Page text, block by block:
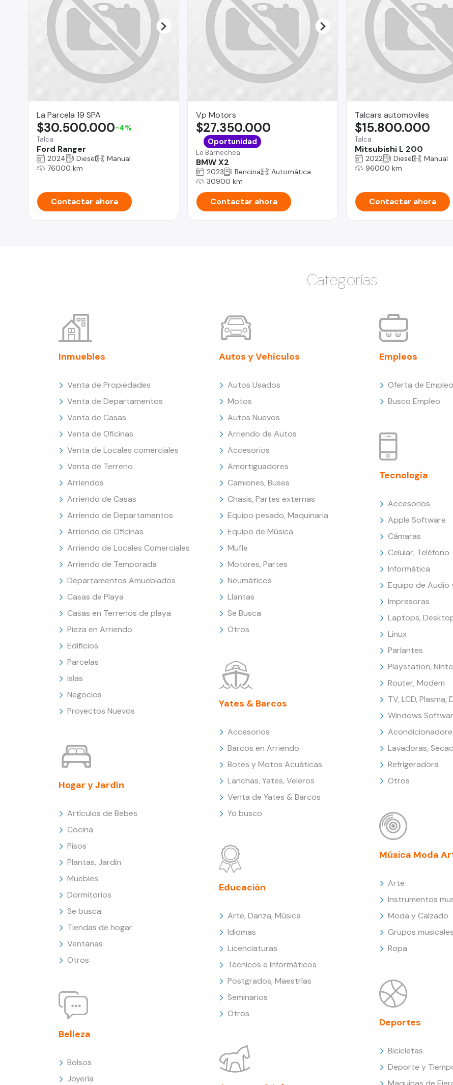
La Parcela 19 SPA
Talca
Ford Ranger
$30.500.000-4%
2024 Diesel
Manual
76000 km
Contactar ahora
Vp Motors
Lo Barnechea
BMW X2
$27.350.000
Oportunidad
2023 Bencina
Automática
30900 km
Contactar ahora
Talcars automoviles
Talca
Mitsubishi L 200
$15.800.000
2022 Diesel
Manual
96000 km
Contactar ahora
Categorías
Inmuebles
Venta de Propiedades
Venta de Departamentos
Venta de Casas
Venta de Oficinas
Venta de Locales comerciales
Venta de Terreno
Arriendos
Arriendo de Casas
Arriendo de Departamentos
Arriendo de Oficinas
Arriendo de Locales Comerciales
Arriendo de Temporada
Departamentos Amueblados
Casas de Playa
Casas en Terrenos de playa
Pieza en Arriendo
Edificios
Parcelas
Islas
Negocios
Proyectos Nuevos
Hogar y Jardín
Artículos de Bebes
Cocina
Pisos
Plantas, Jardín
Muebles
Dormitorios
Se busca
Tiendas de hogar
Ventanas
Otros
Belleza
Bolsos
Joyería
Autos y Vehículos
Autos Usados
Motos
Autos Nuevos
Arriendo de Autos
Accesorios
Amortiguadores
Camiones, Buses
Chasis, Partes externas
Equipo pesado, Maquinaria
Equipo de Música
Mufle
Motores, Partes
Neumáticos
Llantas
Se Busca
Otros
Yates & Barcos
Accesorios
Barcos en Arriendo
Botes y Motos Acuáticas
Lanchas, Yates, Veleros
Venta de Yates & Barcos
Yo busco
Educación
Arte, Danza, Música
Idiomas
Licenciaturas
Técnicos e Informáticos
Postgrados, Maestrías
Seminarios
Otros
Empleos
Oferta de Empleo
Busco Empleo
Tecnología
Accesorios
Apple Software
Cámaras
Celular, Teléfono
Informática
Equipo de Audio
Impresoras
Laptops,
Linux
Parlantes
Playstation,
Router, Modem
TV, LCD, Plasma,
Windows
Lavadoras,
Refrigeradora
Otros
Música Moda
Arte
Instrumentos
Moda y Calzado
Grupos musicales
Ropa
Deportes
Bicicletas
Deporte y